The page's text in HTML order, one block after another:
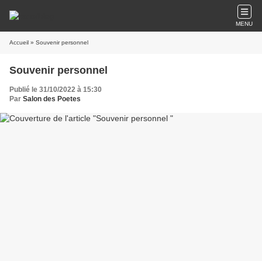
MENU
Accueil » Souvenir personnel
Souvenir personnel
Publié le 31/10/2022 à 15:30
Par Salon des Poetes